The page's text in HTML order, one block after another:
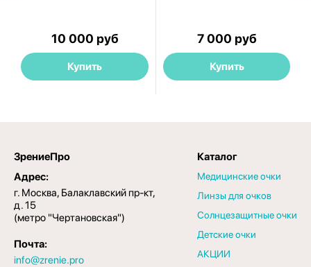
10 000 руб
Купить
7 000 руб
Купить
ЗрениеПро
Адрес:
г. Москва, Балаклавский пр-кт,
д. 15
(метро "Чертановская")
Почта:
info@zrenie.pro
Каталог
Медицинские очки
Линзы для очков
Солнцезащитные очки
Детские очки
АКЦИИ